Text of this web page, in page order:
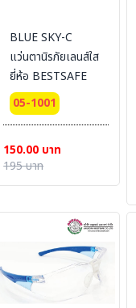
BLUE SKY-C
แว่นตานิรภัยเลนส์ใส
ยี่ห้อ BESTSAFE
05-1001
150.00 บาท
195 บาท